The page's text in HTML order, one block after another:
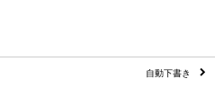
自動下書き